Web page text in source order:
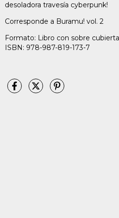
desoladora travesía cyberpunk!
Corresponde a Buramu! vol. 2
Formato: Libro con sobre
ISBN: 978-987-819-173-7